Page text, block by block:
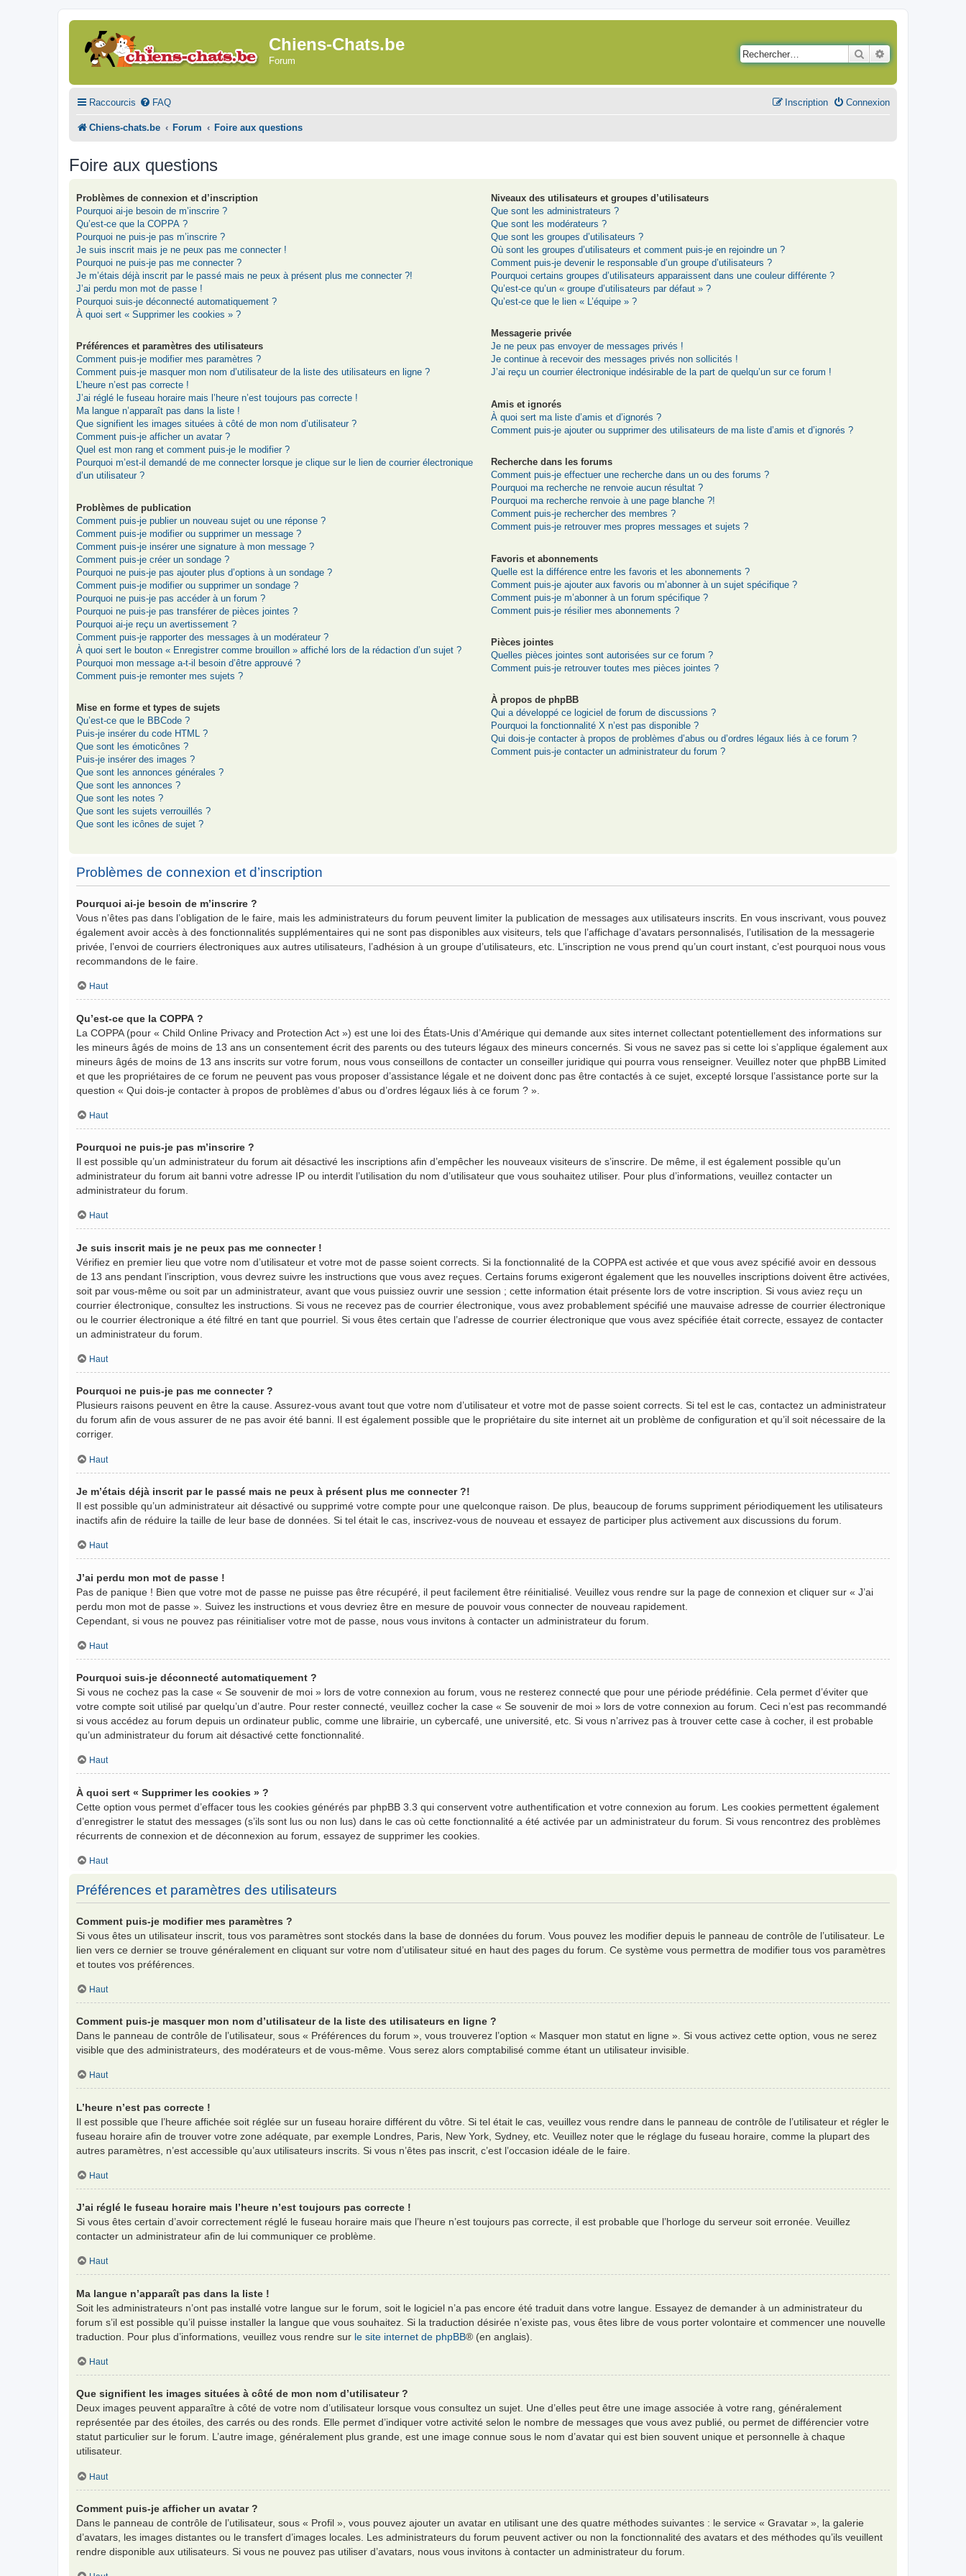
Chiens-Chats.be
Forum
Rechercher
Raccourcis FAQ Connexion
Inscription
Chiens-chats.be Forum Foire aux questions
Foire aux questions
Problèmes de connexion et d’inscription
Pourquoi ai-je besoin de m’inscrire ?
Qu’est-ce que la COPPA ?
Pourquoi ne puis-je pas m’inscrire ?
Je suis inscrit mais je ne peux pas me connecter !
Pourquoi ne puis-je pas me connecter ?
Je m’étais déjà inscrit par le passé mais ne peux à présent plus me connecter ?!
J’ai perdu mon mot de passe !
Pourquoi suis-je déconnecté automatiquement ?
À quoi sert « Supprimer les cookies » ?
Préférences et paramètres des utilisateurs
Comment puis-je modifier mes paramètres ?
Comment puis-je masquer mon nom d’utilisateur de la liste des utilisateurs en ligne ?
L’heure n’est pas correcte !
J’ai réglé le fuseau horaire mais l’heure n’est toujours pas correcte !
Ma langue n’apparaît pas dans la liste !
Que signifient les images situées à côté de mon nom d’utilisateur ?
Comment puis-je afficher un avatar ?
Quel est mon rang et comment puis-je le modifier ?
Pourquoi m’est-il demandé de me connecter lorsque je clique sur le lien de courrier électronique
d’un utilisateur ?
Problèmes de publication
Comment puis-je publier un nouveau sujet ou une réponse ?
Comment puis-je modifier ou supprimer un message ?
Comment puis-je insérer une signature à mon message ?
Comment puis-je créer un sondage ?
Pourquoi ne puis-je pas ajouter plus d’options à un sondage ?
Comment puis-je modifier ou supprimer un sondage ?
Pourquoi ne puis-je pas accéder à un forum ?
Pourquoi ne puis-je pas transférer de pièces jointes ?
Pourquoi ai-je reçu un avertissement ?
Comment puis-je rapporter des messages à un modérateur ?
À quoi sert le bouton « Enregistrer comme brouillon » affiché lors de la rédaction d’un sujet ?
Pourquoi mon message a-t-il besoin d’être approuvé ?
Comment puis-je remonter mes sujets ?
Mise en forme et types de sujets
Qu’est-ce que le BBCode ?
Puis-je insérer du code HTML ?
Que sont les émoticônes ?
Puis-je insérer des images ?
Que sont les annonces générales ?
Que sont les annonces ?
Que sont les notes ?
Que sont les sujets verrouillés ?
Que sont les icônes de sujet ?
Niveaux des utilisateurs et groupes d’utilisateurs
Que sont les administrateurs ?
Que sont les modérateurs ?
Que sont les groupes d’utilisateurs ?
Où sont les groupes d’utilisateurs et comment puis-je en rejoindre un ?
Comment puis-je devenir le responsable d’un groupe d’utilisateurs ?
Pourquoi certains groupes d’utilisateurs apparaissent dans une couleur différente ?
Qu’est-ce qu’un « groupe d’utilisateurs par défaut » ?
Qu’est-ce que le lien « L’équipe » ?
Messagerie privée
Je ne peux pas envoyer de messages privés !
Je continue à recevoir des messages privés non sollicités !
J’ai reçu un courrier électronique indésirable de la part de quelqu’un sur ce forum !
Amis et ignorés
À quoi sert ma liste d’amis et d’ignorés ?
Comment puis-je ajouter ou supprimer des utilisateurs de ma liste d’amis et d’ignorés ?
Recherche dans les forums
Comment puis-je effectuer une recherche dans un ou des forums ?
Pourquoi ma recherche ne renvoie aucun résultat ?
Pourquoi ma recherche renvoie à une page blanche ?!
Comment puis-je rechercher des membres ?
Comment puis-je retrouver mes propres messages et sujets ?
Favoris et abonnements
Quelle est la différence entre les favoris et les abonnements ?
Comment puis-je ajouter aux favoris ou m’abonner à un sujet spécifique ?
Comment puis-je m’abonner à un forum spécifique ?
Comment puis-je résilier mes abonnements ?
Pièces jointes
Quelles pièces jointes sont autorisées sur ce forum ?
Comment puis-je retrouver toutes mes pièces jointes ?
À propos de phpBB
Qui a développé ce logiciel de forum de discussions ?
Pourquoi la fonctionnalité X n’est pas disponible ?
Qui dois-je contacter à propos de problèmes d’abus ou d’ordres légaux liés à ce forum ?
Comment puis-je contacter un administrateur du forum ?
Problèmes de connexion et d’inscription
Pourquoi ai-je besoin de m’inscrire ?
Vous n’êtes pas dans l’obligation de le faire, mais les administrateurs du forum peuvent limiter la publication de messages aux utilisateurs inscrits. En vous inscrivant, vous pouvez
également avoir accès à des fonctionnalités supplémentaires qui ne sont pas disponibles aux visiteurs, tels que l’affichage d’avatars personnalisés, l’utilisation de la messagerie
privée, l’envoi de courriers électroniques aux autres utilisateurs, l’adhésion à un groupe d’utilisateurs, etc. L’inscription ne vous prend qu’un court instant, c’est pourquoi nous vous
recommandons de le faire.
Haut
Qu’est-ce que la COPPA ?
La COPPA (pour « Child Online Privacy and Protection Act ») est une loi des États-Unis d’Amérique qui demande aux sites internet collectant potentiellement des informations sur
les mineurs âgés de moins de 13 ans un consentement écrit des parents ou des tuteurs légaux des mineurs concernés. Si vous ne savez pas si cette loi s’applique également aux
mineurs âgés de moins de 13 ans inscrits sur votre forum, nous vous conseillons de contacter un conseiller juridique qui pourra vous renseigner. Veuillez noter que phpBB Limited
et que les propriétaires de ce forum ne peuvent pas vous proposer d’assistance légale et ne doivent donc pas être contactés à ce sujet, excepté lorsque l’assistance porte sur la
question « Qui dois-je contacter à propos de problèmes d’abus ou d’ordres légaux liés à ce forum ? ».
Haut
Pourquoi ne puis-je pas m’inscrire ?
Il est possible qu’un administrateur du forum ait désactivé les inscriptions afin d’empêcher les nouveaux visiteurs de s’inscrire. De même, il est également possible qu’un
administrateur du forum ait banni votre adresse IP ou interdit l’utilisation du nom d’utilisateur que vous souhaitez utiliser. Pour plus d’informations, veuillez contacter un
administrateur du forum.
Haut
Je suis inscrit mais je ne peux pas me connecter !
Vérifiez en premier lieu que votre nom d’utilisateur et votre mot de passe soient corrects. Si la fonctionnalité de la COPPA est activée et que vous avez spécifié avoir en dessous
de 13 ans pendant l’inscription, vous devrez suivre les instructions que vous avez reçues. Certains forums exigeront également que les nouvelles inscriptions doivent être activées,
soit par vous-même ou soit par un administrateur, avant que vous puissiez ouvrir une session ; cette information était présente lors de votre inscription. Si vous aviez reçu un
courrier électronique, consultez les instructions. Si vous ne recevez pas de courrier électronique, vous avez probablement spécifié une mauvaise adresse de courrier électronique
ou le courrier électronique a été filtré en tant que pourriel. Si vous êtes certain que l’adresse de courrier électronique que vous avez spécifiée était correcte, essayez de contacter
un administrateur du forum.
Haut
Pourquoi ne puis-je pas me connecter ?
Plusieurs raisons peuvent en être la cause. Assurez-vous avant tout que votre nom d’utilisateur et votre mot de passe soient corrects. Si tel est le cas, contactez un administrateur
du forum afin de vous assurer de ne pas avoir été banni. Il est également possible que le propriétaire du site internet ait un problème de configuration et qu’il soit nécessaire de la
corriger.
Haut
Je m’étais déjà inscrit par le passé mais ne peux à présent plus me connecter ?!
Il est possible qu’un administrateur ait désactivé ou supprimé votre compte pour une quelconque raison. De plus, beaucoup de forums suppriment périodiquement les utilisateurs
inactifs afin de réduire la taille de leur base de données. Si tel était le cas, inscrivez-vous de nouveau et essayez de participer plus activement aux discussions du forum.
Haut
J’ai perdu mon mot de passe !
Pas de panique ! Bien que votre mot de passe ne puisse pas être récupéré, il peut facilement être réinitialisé. Veuillez vous rendre sur la page de connexion et cliquer sur « J’ai
perdu mon mot de passe ». Suivez les instructions et vous devriez être en mesure de pouvoir vous connecter de nouveau rapidement.
Cependant, si vous ne pouvez pas réinitialiser votre mot de passe, nous vous invitons à contacter un administrateur du forum.
Haut
Pourquoi suis-je déconnecté automatiquement ?
Si vous ne cochez pas la case « Se souvenir de moi » lors de votre connexion au forum, vous ne resterez connecté que pour une période prédéfinie. Cela permet d’éviter que
votre compte soit utilisé par quelqu’un d’autre. Pour rester connecté, veuillez cocher la case « Se souvenir de moi » lors de votre connexion au forum. Ceci n’est pas recommandé
si vous accédez au forum depuis un ordinateur public, comme une librairie, un cybercafé, une université, etc. Si vous n’arrivez pas à trouver cette case à cocher, il est probable
qu’un administrateur du forum ait désactivé cette fonctionnalité.
Haut
À quoi sert « Supprimer les cookies » ?
Cette option vous permet d’effacer tous les cookies générés par phpBB 3.3 qui conservent votre authentification et votre connexion au forum. Les cookies permettent également
d’enregistrer le statut des messages (s’ils sont lus ou non lus) dans le cas où cette fonctionnalité a été activée par un administrateur du forum. Si vous rencontrez des problèmes
récurrents de connexion et de déconnexion au forum, essayez de supprimer les cookies.
Haut
Préférences et paramètres des utilisateurs
Comment puis-je modifier mes paramètres ?
Si vous êtes un utilisateur inscrit, tous vos paramètres sont stockés dans la base de données du forum. Vous pouvez les modifier depuis le panneau de contrôle de l’utilisateur. Le
lien vers ce dernier se trouve généralement en cliquant sur votre nom d’utilisateur situé en haut des pages du forum. Ce système vous permettra de modifier tous vos paramètres
et toutes vos préférences.
Haut
Comment puis-je masquer mon nom d’utilisateur de la liste des utilisateurs en ligne ?
Dans le panneau de contrôle de l’utilisateur, sous « Préférences du forum », vous trouverez l’option « Masquer mon statut en ligne ». Si vous activez cette option, vous ne serez
visible que des administrateurs, des modérateurs et de vous-même. Vous serez alors comptabilisé comme étant un utilisateur invisible.
Haut
L’heure n’est pas correcte !
Il est possible que l’heure affichée soit réglée sur un fuseau horaire différent du vôtre. Si tel était le cas, veuillez vous rendre dans le panneau de contrôle de l’utilisateur et régler le
fuseau horaire afin de trouver votre zone adéquate, par exemple Londres, Paris, New York, Sydney, etc. Veuillez noter que le réglage du fuseau horaire, comme la plupart des
autres paramètres, n’est accessible qu’aux utilisateurs inscrits. Si vous n’êtes pas inscrit, c’est l’occasion idéale de le faire.
Haut
J’ai réglé le fuseau horaire mais l’heure n’est toujours pas correcte !
Si vous êtes certain d’avoir correctement réglé le fuseau horaire mais que l’heure n’est toujours pas correcte, il est probable que l’horloge du serveur soit erronée. Veuillez
contacter un administrateur afin de lui communiquer ce problème.
Haut
Ma langue n’apparaît pas dans la liste !
Soit les administrateurs n’ont pas installé votre langue sur le forum, soit le logiciel n’a pas encore été traduit dans votre langue. Essayez de demander à un administrateur du
forum s’il est possible qu’il puisse installer la langue que vous souhaitez. Si la traduction désirée n’existe pas, vous êtes libre de vous porter volontaire et commencer une nouvelle
traduction. Pour plus d’informations, veuillez vous rendre sur le site internet de phpBB® (en anglais).
Haut
Que signifient les images situées à côté de mon nom d’utilisateur ?
Deux images peuvent apparaître à côté de votre nom d’utilisateur lorsque vous consultez un sujet. Une d’elles peut être une image associée à votre rang, généralement
représentée par des étoiles, des carrés ou des ronds. Elle permet d’indiquer votre activité selon le nombre de messages que vous avez publié, ou permet de différencier votre
statut particulier sur le forum. L’autre image, généralement plus grande, est une image connue sous le nom d’avatar qui est bien souvent unique et personnelle à chaque
utilisateur.
Haut
Comment puis-je afficher un avatar ?
Dans le panneau de contrôle de l’utilisateur, sous « Profil », vous pouvez ajouter un avatar en utilisant une des quatre méthodes suivantes : le service « Gravatar », la galerie
d’avatars, les images distantes ou le transfert d’images locales. Les administrateurs du forum peuvent activer ou non la fonctionnalité des avatars et des méthodes qu’ils veuillent
rendre disponible aux utilisateurs. Si vous ne pouvez pas utiliser d’avatars, nous vous invitons à contacter un administrateur du forum.